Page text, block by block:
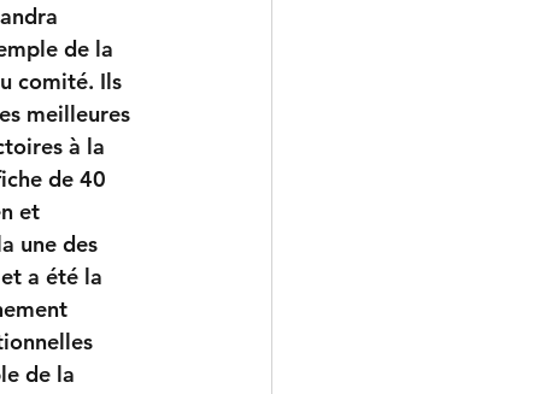
de la
comité. Ils
meilleures
à la
de 40
et
une des
a été la
de la